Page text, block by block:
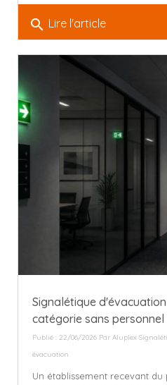
search Lire l'article
Signalétique
catégorie sans personnel
Publié : 22/06/2026 Par Aluplex
évacuation
Un établissement recevant du